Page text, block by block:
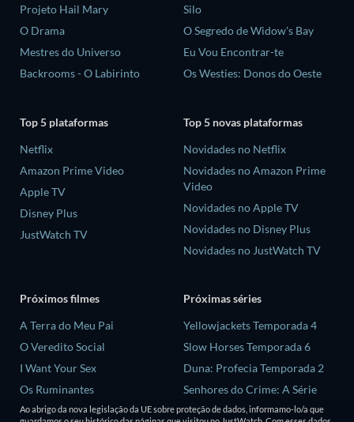
Projeto Hail Mary
O Drama
Mestres do Universo
Backrooms - O Labirinto
Silo
O Segredo de Widow's Bay
Eu Vou Encontrar-te
Os Westies: Donos do Oeste
Top 5 plataformas
Netflix
Amazon Prime Video
Apple TV
Disney Plus
JustWatch TV
Top 5 novas plataformas
Novidades no Netflix
Novidades no Amazon Prime
Video
Novidades no Apple TV
Novidades no Disney Plus
Novidades no JustWatch TV
Próximos filmes
A Terra do Meu Pai
O Veredito Social
I Want Your Sex
Os Ruminantes
A Margem do Rio
Próximas séries
Yellowjackets Temporada 4
Slow Horses Temporada 6
Duna: Profecia Temporada 2
Senhores do Crime: A Série
Temporada 2
Ao abrigo da nova legislação da UE sobre proteção de dados, informamo-lo/a que